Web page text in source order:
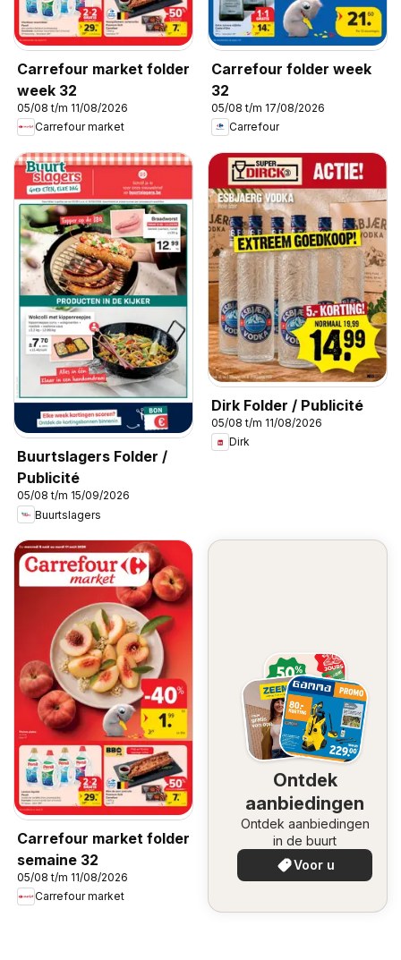
Carrefour market folder
week 32
05/08 t/m 11/08/2026
Carrefour market
Carrefour folder week
32
05/08 t/m 17/08/2026
Carrefour
Buurtslagers Folder /
Publicité
05/08 t/m 15/09/2026
Buurtslagers
Dirk Folder / Publicité
05/08 t/m 11/08/2026
Dirk
Carrefour market folder
semaine 32
05/08 t/m 11/08/2026
Carrefour market
Ontdek
aanbiedingen
Ontdek aanbiedingen
in de buurt
Voor u